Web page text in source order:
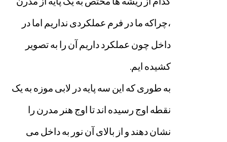
،چراکهمادر فرمعملکردینداریمامادر
داخلچونعملکردداریمآنرابهتصویر
کشیدهایم.
بهطوریکهاینسهپایهدر لابیموزهبهیک
نقطهاوجرسیدهاندتااوجهنر مدرنرا
نشاندهندواز بالایآننور بهداخلمی